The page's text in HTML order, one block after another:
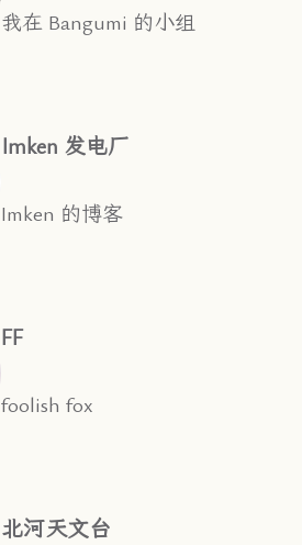
我在 Bangumi 的小组
Imken 发电厂
Imken 的博客
FF
foolish fox
北河天文台